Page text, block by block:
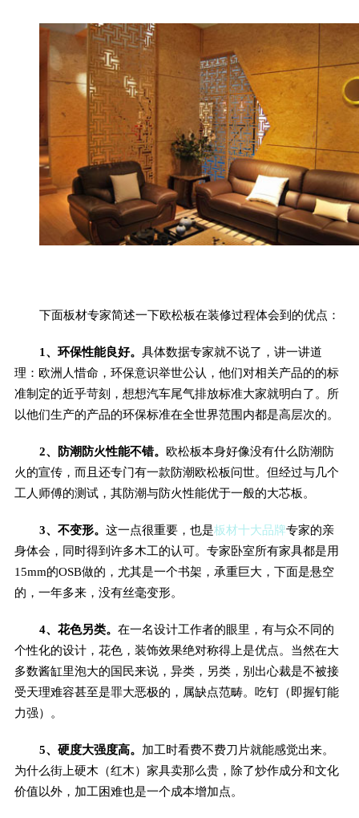
下面板材专家简述一下欧松板在装修过程体会到的优点：
1、环保性能良好。 具体数据专家就不说了，讲一讲道
理：欧洲人惜命，环保意识举世公认，他们对相关产品的的标
准制定的近乎苛刻，想想汽车尾气排放标准大家就明白了。所
以他们生产的产品的环保标准在全世界范围内都是高层次的。
2、防潮防火性能不错。 欧松板本身好像没有什么防潮防
火的宣传，而且还专门有一款防潮欧松板问世。但经过与几个
工人师傅的测试，其防潮与防火性能优于一般的大芯板。
3、不变形。 这一点很重要，也是板材十大品牌专家的亲
身体会，同时得到许多木工的认可。专家卧室所有家具都是用
15mm的OSB做的，尤其是一个书架，承重巨大，下面是悬空
的，一年多来，没有丝毫变形。
4、花色另类。 在一名设计工作者的眼里，有与众不同的
个性化的设计，花色，装饰效果绝对称得上是优点。当然在大
多数酱缸里泡大的国民来说，异类，另类，别出心裁是不被接
受天理难容甚至是罪大恶极的，属缺点范畴。吃钉（即握钉能
力强）。
5、硬度大强度高。 加工时看费不费刀片就能感觉出来。
为什么街上硬木（红木）家具卖那么贵，除了炒作成分和文化
价值以外，加工困难也是一个成本增加点。